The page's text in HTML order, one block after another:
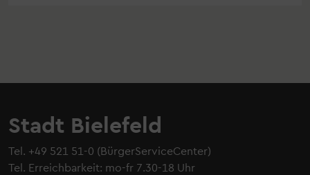
Stadt Bielefeld
Tel. +49 521 51-0 (BürgerServiceCenter)
Tel. Erreichbarkeit: mo-fr 7.30-18 Uhr